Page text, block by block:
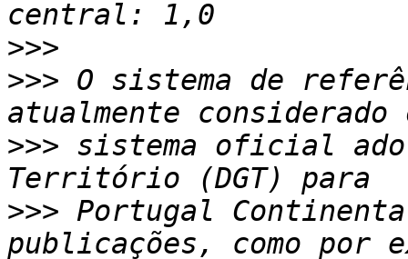
>>>
>>> O sistema de
>>> sistema oficial
>>> Portugal